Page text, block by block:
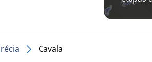
Cavala